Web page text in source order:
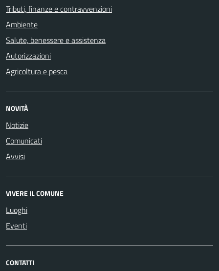
Tributi, finanze e contravvenzioni
Ambiente
Salute, benessere e assistenza
Autorizzazioni
Agricoltura e pesca
NOVITÀ
Notizie
Comunicati
Avvisi
VIVERE IL COMUNE
Luoghi
Eventi
CONTATTI